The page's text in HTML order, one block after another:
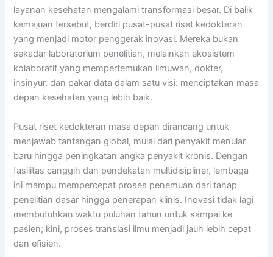
layanan kesehatan mengalami transformasi besar. Di balik
kemajuan tersebut, berdiri pusat-pusat riset kedokteran
yang menjadi motor penggerak inovasi. Mereka bukan
sekadar laboratorium penelitian, melainkan ekosistem
kolaboratif yang mempertemukan ilmuwan, dokter,
insinyur, dan pakar data dalam satu visi: menciptakan masa
depan kesehatan yang lebih baik.
Pusat riset kedokteran masa depan dirancang untuk
menjawab tantangan global, mulai dari penyakit menular
baru hingga peningkatan angka penyakit kronis. Dengan
fasilitas canggih dan pendekatan multidisipliner, lembaga
ini mampu mempercepat proses penemuan dari tahap
penelitian dasar hingga penerapan klinis. Inovasi tidak lagi
membutuhkan waktu puluhan tahun untuk sampai ke
pasien; kini, proses translasi ilmu menjadi jauh lebih cepat
dan efisien.